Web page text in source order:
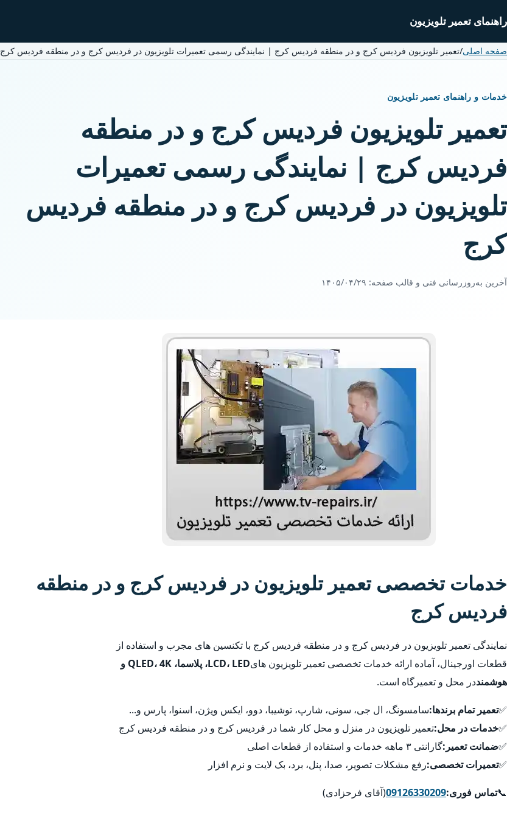
راهنمای تعمیر تلویزیون
صفحه اصلی/تعمیر تلویزیون فردیس کرج و در منطقه فردیس کرج | نمایندگی رسمی تعمیرات تلویزیون در فردیس کرج و در منطقه فردیس کرج
خدمات و راهنمای تعمیر تلویزیون
تعمیر تلویزیون فردیس کرج و در منطقه
فردیس کرج | نمایندگی رسمی تعمیرات
تلویزیون در فردیس کرج و در منطقه فردیس
کرج
آخرین به‌روزرسانی فنی و قالب صفحه: ۱۴۰۵/۰۴/۲۹
خدمات تخصصی تعمیر تلویزیون در فردیس کرج و در منطقه
فردیس کرج
نمایندگی تعمیر تلویزیون در فردیس کرج و در منطقه فردیس کرج با تکنسین های مجرب و استفاده از
قطعات اورجینال، آماده ارائه خدمات تخصصی تعمیر تلویزیون های
LCD، LED، پلاسما، QLED، 4K و
هوشمنددر محل و تعمیرگاه است.
✅تعمیر تمام برندها:سامسونگ، ال جی، سونی، شارپ، توشیبا، دوو، ایکس ویژن، اسنوا، پارس و...
✅خدمات در محل:تعمیر تلویزیون در منزل و محل کار شما در فردیس کرج و در منطقه فردیس کرج
✅ضمانت تعمیر:گارانتی ۳ ماهه خدمات و استفاده از قطعات اصلی
✅تعمیرات تخصصی:رفع مشکلات تصویر، صدا، پنل، برد، بک لایت و نرم افزار
📞تماس فوری:09126330209(آقای فرحزادی)